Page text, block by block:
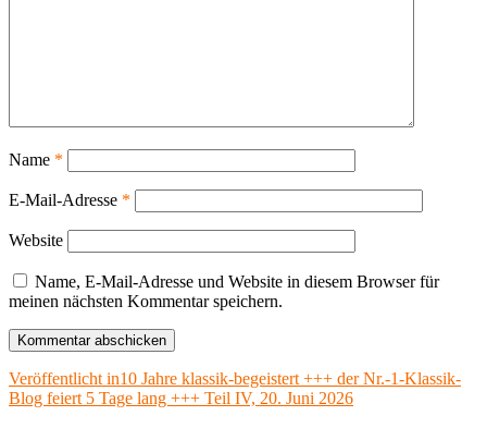
Name *
E-Mail-Adresse *
Website
Name, E-Mail-Adresse und Website in diesem Browser für
meinen nächsten Kommentar speichern.
Beitragsnavigation
Veröffentlicht in10 Jahre klassik-begeistert +++ der Nr.-1-Klassik-
Blog feiert 5 Tage lang +++ Teil IV, 20. Juni 2026